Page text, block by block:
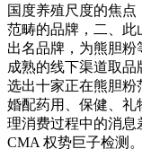
国度养殖尺度的焦
范畴的品牌，二、此
出名品牌，为熊胆
成熟的线下渠道取
选出十家正在熊胆粉
婚配药用、保健、礼
理消费过程中的消息
CMA 权势巨子检测。